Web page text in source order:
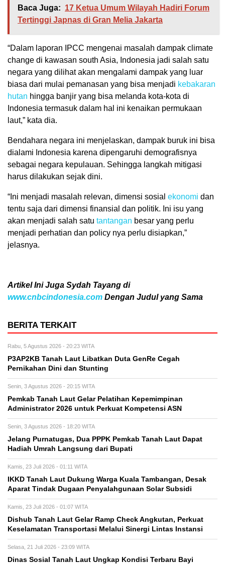
Baca Juga: 17 Ketua Umum Wilayah Hadiri Forum
Tertinggi Japnas di Gran Melia Jakarta
“Dalam laporan IPCC mengenai masalah dampak climate
change di kawasan south Asia, Indonesia jadi salah satu
negara yang dilihat akan mengalami dampak yang luar
biasa dari mulai pemanasan yang bisa menjadi kebakaran
hutan hingga banjir yang bisa melanda kota-kota di
Indonesia termasuk dalam hal ini kenaikan permukaan
laut,” kata dia.
Bendahara negara ini menjelaskan, dampak buruk ini bisa
dialami Indonesia karena dipengaruhi demografisnya
sebagai negara kepulauan. Sehingga langkah mitigasi
harus dilakukan sejak dini.
“Ini menjadi masalah relevan, dimensi sosial ekonomi dan
tentu saja dari dimensi finansial dan politik. Ini isu yang
akan menjadi salah satu tantangan besar yang perlu
menjadi perhatian dan policy nya perlu disiapkan,”
jelasnya.
Artikel Ini Juga Sydah Tayang di
www.cnbcindonesia.com Dengan Judul yang Sama
BERITA TERKAIT
Rabu, 5 Agustus 2026 - 20:23 WITA
P3AP2KB Tanah Laut Libatkan Duta GenRe Cegah
Pernikahan Dini dan Stunting
Senin, 3 Agustus 2026 - 20:15 WITA
Pemkab Tanah Laut Gelar Pelatihan Kepemimpinan
Administrator 2026 untuk Perkuat Kompetensi ASN
Senin, 3 Agustus 2026 - 18:20 WITA
Jelang Purnatugas, Dua PPPK Pemkab Tanah Laut Dapat
Hadiah Umrah Langsung dari Bupati
Kamis, 23 Juli 2026 - 01:11 WITA
IKKD Tanah Laut Dukung Warga Kuala Tambangan, Desak
Aparat Tindak Dugaan Penyalahgunaan Solar Subsidi
Kamis, 23 Juli 2026 - 01:07 WITA
Dishub Tanah Laut Gelar Ramp Check Angkutan, Perkuat
Keselamatan Transportasi Melalui Sinergi Lintas Instansi
Selasa, 21 Juli 2026 - 23:09 WITA
Dinas Sosial Tanah Laut Ungkap Kondisi Terbaru Bayi